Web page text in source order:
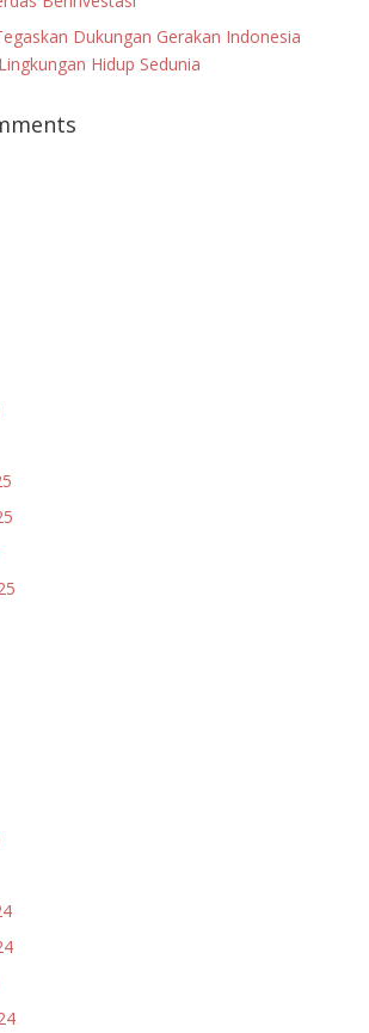
Dukungan Gerakan Indonesia
Hidup Sedunia